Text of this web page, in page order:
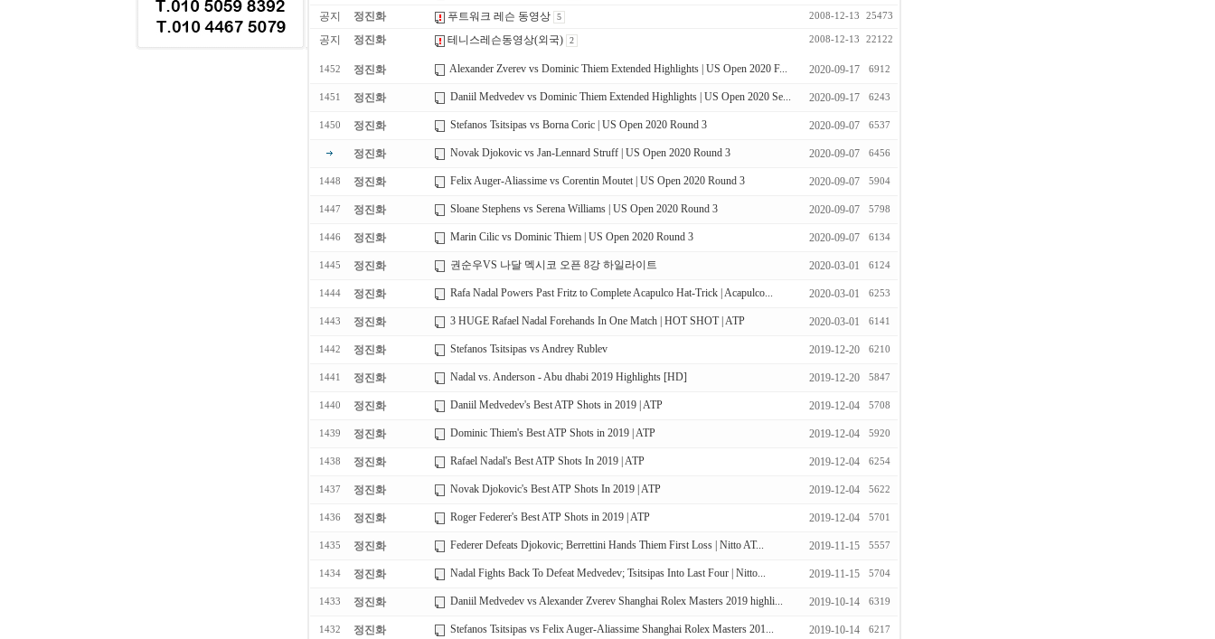
공지 정진화 푸트워크 레슨 동영상 5 2008-12-13 25473
공지 정진화 테니스레슨동영상(외국) 2 2008-12-13 22122
1452 정진화 Alexander Zverev vs Dominic Thiem Extended Highlights | US Open 2020 F... 2020-09-17 6912
1451 정진화 Daniil Medvedev vs Dominic Thiem Extended Highlights | US Open 2020 Se... 2020-09-17 6243
1450 정진화 Stefanos Tsitsipas vs Borna Coric | US Open 2020 Round 3 2020-09-07 6537
정진화 Novak Djokovic vs Jan-Lennard Struff | US Open 2020 Round 3 2020-09-07 6456
1448 정진화 Felix Auger-Aliassime vs Corentin Moutet | US Open 2020 Round 3 2020-09-07 5904
1447 정진화 Sloane Stephens vs Serena Williams | US Open 2020 Round 3 2020-09-07 5798
1446 정진화 Marin Cilic vs Dominic Thiem | US Open 2020 Round 3 2020-09-07 6134
1445 정진화 권순우VS 나달 멕시코 오픈 8강 하일라이트 2020-03-01 6124
1444 정진화 Rafa Nadal Powers Past Fritz to Complete Acapulco Hat-Trick | Acapulco... 2020-03-01 6253
1443 정진화 3 HUGE Rafael Nadal Forehands In One Match | HOT SHOT | ATP 2020-03-01 6141
1442 정진화 Stefanos Tsitsipas vs Andrey Rublev 2019-12-20 6210
1441 정진화 Nadal vs. Anderson - Abu dhabi 2019 Highlights [HD] 2019-12-20 5847
1440 정진화 Daniil Medvedev's Best ATP Shots in 2019 | ATP 2019-12-04 5708
1439 정진화 Dominic Thiem's Best ATP Shots in 2019 | ATP 2019-12-04 5920
1438 정진화 Rafael Nadal's Best ATP Shots In 2019 | ATP 2019-12-04 6254
1437 정진화 Novak Djokovic's Best ATP Shots In 2019 | ATP 2019-12-04 5622
1436 정진화 Roger Federer's Best ATP Shots in 2019 | ATP 2019-12-04 5701
1435 정진화 Federer Defeats Djokovic; Berrettini Hands Thiem First Loss | Nitto AT... 2019-11-15 5557
1434 정진화 Nadal Fights Back To Defeat Medvedev; Tsitsipas Into Last Four | Nitto... 2019-11-15 5704
1433 정진화 Daniil Medvedev vs Alexander Zverev Shanghai Rolex Masters 2019 highli... 2019-10-14 6319
1432 정진화 Stefanos Tsitsipas vs Felix Auger-Aliassime Shanghai Rolex Masters 201... 2019-10-14 6217